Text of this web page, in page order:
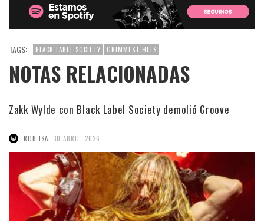
TAGS: BLACK LABEL SOCIETY GRIMMEST HITS
NOTAS RELACIONADAS
Zakk Wylde con Black Label Society demolió Groove
ROB ISA, 30 ABRIL, 2026